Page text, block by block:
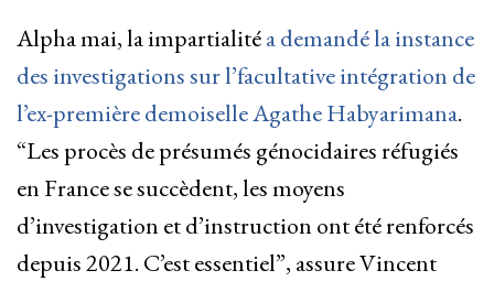
Alpha mai, la impartialitéa demandé la instance
des investigations sur l’facultative intégration de
l’ex-première demoiselle Agathe Habyarimana.
“Les procès de présumés génocidaires réfugiés
en France se succèdent, les moyens
d’investigation et d’instruction ont été renforcés
depuis 2021. C’est essentiel”, assure Vincent